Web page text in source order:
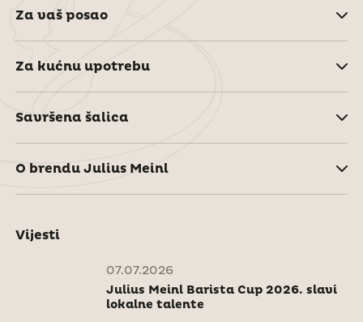
Za vaš posao
Za kućnu upotrebu
Savršena šalica
O brendu Julius Meinl
Vijesti
07.07.2026
Julius Meinl Barista Cup 2026. slavi
lokalne talente